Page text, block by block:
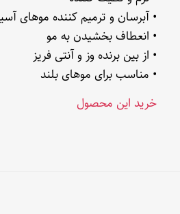
• آبرسان و ترمیم کننده موهای
• انعطاف بخشیدن به مو
• از بین برنده وز و آنتی فریز
• مناسب برای موهای بلند
خرید این محصول